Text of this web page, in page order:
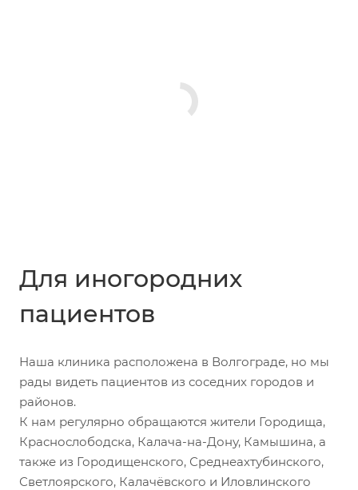
Для иногородних
пациентов
Наша клиника расположена в Волгограде, но мы
рады видеть пациентов из соседних городов и
районов.
К нам регулярно обращаются жители Городища,
Краснослободска, Калача-на-Дону, Камышина, а
также из Городищенского, Среднеахтубинского,
Светлоярского, Калачёвского и Иловлинского